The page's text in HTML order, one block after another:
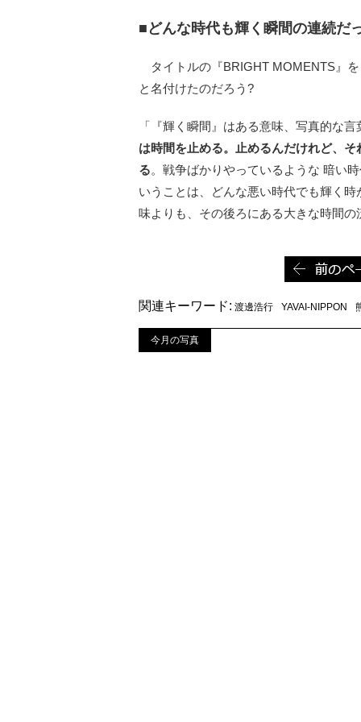
■どんな時代も輝く瞬間の連続だ
タイトルの『BRIGHT MOMENTS』
と名付けたのだろう?
「『輝く瞬間』はある意味、写真的な
は時間を止める。止めるんだけれど、
る。戦争ばかりやっているような 暗い
いうことは、どんな悪い時代でも輝く
味よりも、その後ろにある大きな時間
関連キーワード: 渡邊浩行 YAVAI-NIPPON
今月の写真